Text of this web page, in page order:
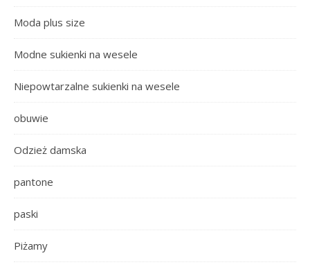
Moda plus size
Modne sukienki na wesele
Niepowtarzalne sukienki na wesele
obuwie
Odzież damska
pantone
paski
Piżamy